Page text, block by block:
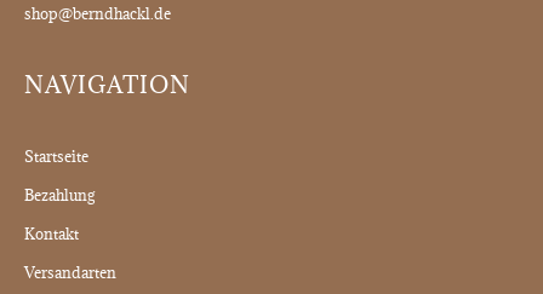
shop@berndhackl.de
NAVIGATION
Startseite
Bezahlung
Kontakt
Versandarten